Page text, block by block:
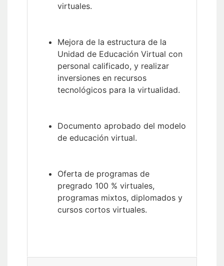
virtuales.
Mejora de la estructura de la
Unidad de Educación Virtual con
personal calificado, y realizar
inversiones en recursos
tecnológicos para la virtualidad.
Documento aprobado del modelo
de educación virtual.
Oferta de programas de
pregrado 100 % virtuales,
programas mixtos, diplomados y
cursos cortos virtuales.